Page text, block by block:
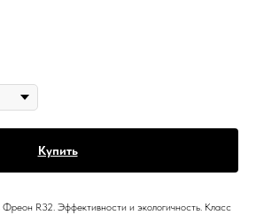
Купить
R32. Эффективности и экологичность. Класс